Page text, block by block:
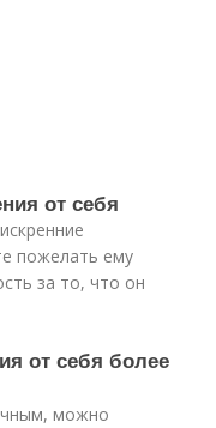
от себя
пожелать ему
за то, что он
от себя более
можно